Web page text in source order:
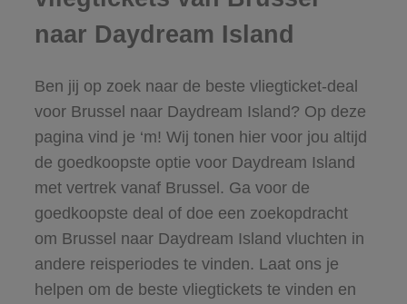
naar Daydream Island
Ben jij op zoek naar de beste vliegticket-deal
voor Brussel naar Daydream Island? Op deze
pagina vind je ‘m! Wij tonen hier voor jou altijd
de goedkoopste optie voor Daydream Island
met vertrek vanaf Brussel. Ga voor de
goedkoopste deal of doe een zoekopdracht
om Brussel naar Daydream Island vluchten in
andere reisperiodes te vinden. Laat ons je
helpen om de beste vliegtickets te vinden en